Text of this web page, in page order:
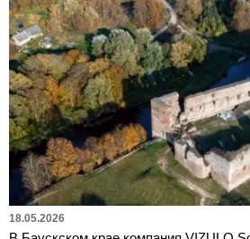
18.05.2026